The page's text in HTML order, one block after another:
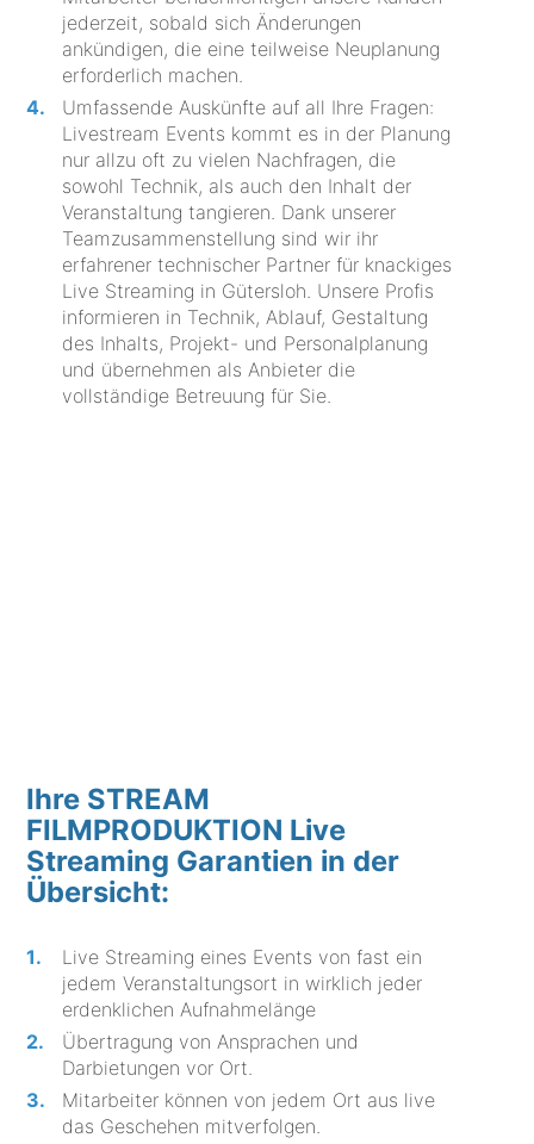
jederzeit, sobald sich Änderungen
ankündigen, die eine teilweise Neuplanung
erforderlich machen.
Umfassende Auskünfte auf all Ihre Fragen:
Livestream Events kommt es in der Planung
nur allzu oft zu vielen Nachfragen, die
sowohl Technik, als auch den Inhalt der
Veranstaltung tangieren. Dank unserer
Teamzusammenstellung sind wir ihr
erfahrener technischer Partner für knackiges
Live Streaming in Gütersloh. Unsere Profis
informieren in Technik, Ablauf, Gestaltung
des Inhalts, Projekt- und Personalplanung
und übernehmen als Anbieter die
vollständige Betreuung für Sie.
Ihre STREAM
FILMPRODUKTION Live
Streaming Garantien in der
Übersicht:
Live Streaming eines Events von fast ein
jedem Veranstaltungsort in wirklich jeder
erdenklichen Aufnahmelänge
Übertragung von Ansprachen und
Darbietungen vor Ort.
Mitarbeiter können von jedem Ort aus live
das Geschehen mitverfolgen.